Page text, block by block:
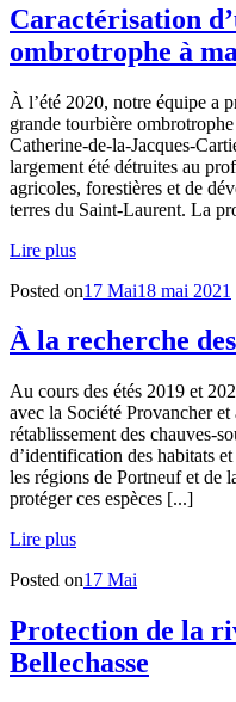
Caractérisation
ombrotrophe à
À l’été 2020, notre équipe a
grande tourbière
Catherine-de-la-Jacques-
largement été détruites au
agricoles, forestières et de
terres du Saint-Laurent. La
Lire plus
Posted on17 Mai18 mai 2021
À la recherche
Au cours des étés 2019 et
avec la Société Provancher
rétablissement des chauves-
d’identification des habitats
les régions de Portneuf et de
protéger ces espèces [...]
Lire plus
Posted on17 Mai
Protection de la
Bellechasse